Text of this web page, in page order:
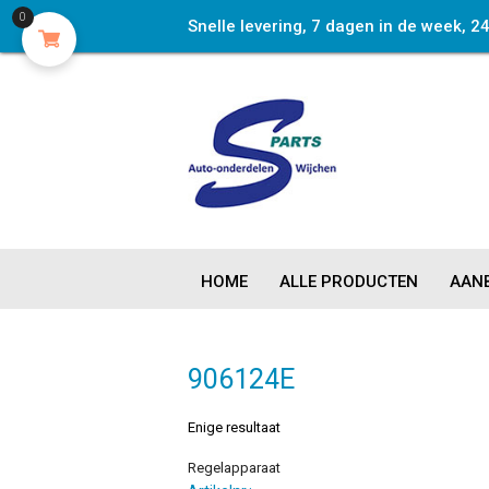
Snelle levering, 7 dagen in de week,
HOME ALLE PRODUCTEN
906124E
Enige resultaat
Regelapparaat
0